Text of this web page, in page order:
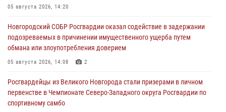
05 августа 2026, 14:20
Новгородский СОБР Росгвардии оказал содействие в задержании
подозреваемых в причинении имущественного ущерба путем
обмана или злоупотребления доверием
05 августа 2026, 14:08 2
Росгвардейцы из Великого Новгорода стали призерами в личном
первенстве в Чемпионате Северо-Западного округа Росгвардии по
спортивному самбо